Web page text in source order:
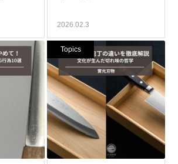
2026.02.3
Topics